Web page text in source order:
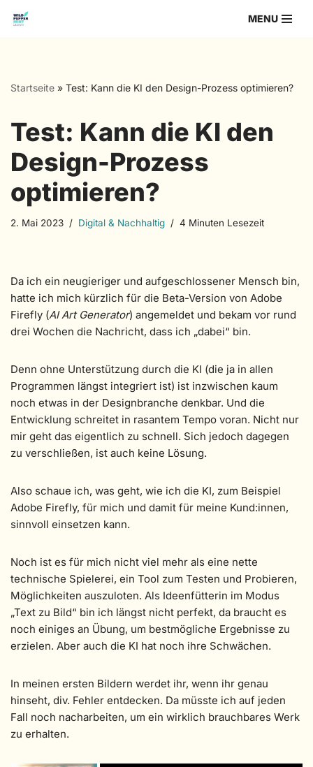
MENU
Startseite » Test: Kann die KI den Design-Prozess optimieren?
Test: Kann die KI den
Design-Prozess
optimieren?
2. Mai 2023 Digital & Nachhaltig 4 Minuten Lesezeit
Da ich ein neugieriger und aufgeschlossener Mensch bin,
hatte ich mich kürzlich für die Beta-Version von Adobe
Firefly (AI Art Generator) angemeldet und bekam vor rund
drei Wochen die Nachricht, dass ich „dabei“ bin.
Denn ohne Unterstützung durch die KI (die ja in allen
Programmen längst integriert ist) ist inzwischen kaum
noch etwas in der Designbranche denkbar. Und die
Entwicklung schreitet in rasantem Tempo voran. Nicht nur
mir geht das eigentlich zu schnell. Sich jedoch dagegen
zu verschließen, ist auch keine Lösung.
Also schaue ich, was geht, wie ich die KI, zum Beispiel
Adobe Firefly, für mich und damit für meine Kund:innen,
sinnvoll einsetzen kann.
Noch ist es für mich nicht viel mehr als eine nette
technische Spielerei, ein Tool zum Testen und Probieren,
Möglichkeiten auszuloten. Als Ideenfütterin im Modus
„Text zu Bild“ bin ich längst nicht perfekt, da braucht es
noch einiges an Übung, um bestmögliche Ergebnisse zu
erzielen. Aber auch die KI hat noch ihre Schwächen.
In meinen ersten Bildern werdet ihr, wenn ihr genau
hinseht, div. Fehler entdecken. Da müsste ich auf jeden
Fall noch nacharbeiten, um ein wirklich brauchbares Werk
zu erhalten.